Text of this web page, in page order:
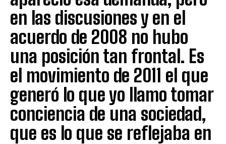
en las discusiones y en el
acuerdo de 2008 no hubo
una posición tan frontal. Es
el movimiento de 2011 el que
generó lo que yo llamo tomar
conciencia de una sociedad,
que es lo que se reflejaba en